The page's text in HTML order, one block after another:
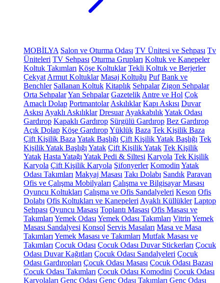
MOBİLYA Salon ve Oturma Odası TV Ünitesi ve Sehpası Tv
Üniteleri TV Sehpası Oturma Grupları Koltuk ve Kanepeler
Koltuk Takımları Köşe Koltuklar Tekli Koltuk ve Berjerler
Çekyat Armut Koltuklar Masaj Koltuğu Puf Bank ve
Benchler Sallanan Koltuk Kitaplık Sehpalar Zigon Sehpalar
Orta SehpalarYan Sehpalar Gazetelik Antre ve Hol Çok
Amaçlı Dolap Portmantolar Askılıklar Kapı Askısı Duvar
Askısı Ayaklı Askılıklar Dresuar AyakkabılıkYatak Odası
Gardırop Kapaklı Gardırop Sürgülü Gardırop Bez Gardırop
Açık Dolap Köşe GardıropYüklük Baza Tek Kişilik Baza
Çift Kişilik Baza Yatak Başlığı Çift Kişilik Yatak Başlığı Tek
Kişilik Yatak Başlığı Yatak Çift Kişilik Yatak Tek Kişilik
Yatak Hasta Yatağı Yatak Pedi & Şiltesi Karyola Tek Kişilik
Karyola Çift Kişilik Karyola Şifonyerler Komodin Yatak
Odası Takımları Makyaj Masası Takı Dolabı Sandık Paravan
Ofis ve Çalışma Mobilyaları Çalışma ve Bilgisayar Masası
Oyuncu Koltukları Çalışma ve Ofis Sandalyeleri Keson Ofis
Dolabı Ofis Koltukları ve Kanepeleri Ayaklı Küllükler Laptop
Sehpası Oyuncu Masası Toplantı Masası Ofis Masası ve
Takımları Yemek Odası Yemek Odası Takımları Vitrin Yemek
Masası Sandalyesi Konsol Servis Masaları Masa ve Masa
Takımları Yemek Masası ve Takımları Mutfak Masası ve
Takımları Çocuk Odası Çocuk Odası Duvar Stickerları Çocuk
Odası Duvar Kağıtları Çocuk Odası Sandalyeleri Çocuk
Odası Gardıropları Çocuk Odası Masası Çocuk Odası Bazası
Çocuk Odası Takımları Çocuk Odası Komodini Çocuk Odası
Karyolaları Genç Odası Genç Odası Takımları Genç Odası